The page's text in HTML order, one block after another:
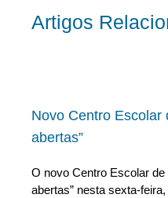
Artigos
Novo Centro Escolar
abertas”
O novo Centro Escolar
abertas” nesta sexta-